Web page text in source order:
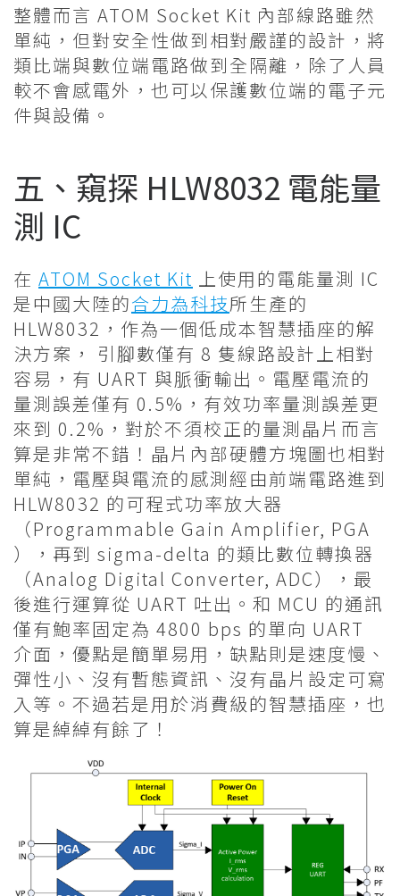
整體而言 ATOM Socket Kit 內部線路雖然
單純，但對安全性做到相對嚴謹的設計，將
類比端與數位端電路做到全隔離，除了人員
較不會感電外，也可以保護數位端的電子元
件與設備。
五、窺探 HLW8032 電能量
測 IC
在 ATOM Socket Kit 上使用的電能量測 IC
是中國大陸的合力為科技所生產的
HLW8032，作為一個低成本智慧插座的解
決方案， 引腳數僅有 8 隻線路設計上相對
容易，有 UART 與脈衝輸出。電壓電流的
量測誤差僅有 0.5%，有效功率量測誤差更
來到 0.2%，對於不須校正的量測晶片而言
算是非常不錯！晶片內部硬體方塊圖也相對
單純，電壓與電流的感測經由前端電路進到
HLW8032 的可程式功率放大器
（Programmable Gain Amplifier, PGA
），再到 sigma-delta 的類比數位轉換器
（Analog Digital Converter, ADC），最
後進行運算從 UART 吐出。和 MCU 的通訊
僅有鮑率固定為 4800 bps 的單向 UART
介面，優點是簡單易用，缺點則是速度慢、
彈性小、沒有暫態資訊、沒有晶片設定可寫
入等。不過若是用於消費級的智慧插座，也
算是綽綽有餘了！